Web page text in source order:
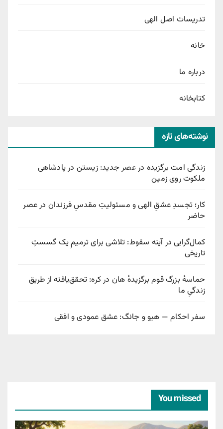
تدریسات اصل الهی
خانه
درباره ما
کتابخانه
نوشته‌های تازه
زندگی امت برگزیده در عصر جدید: زیستن در پادشاهی
ملکوت روی زمین
کار؛ تجسدِ عشقِ الهی و مسئولیتِ مقدسِ فرزندان در عصر
حاضر
کمال‌گرایی در آینه سقوط: تلاشی برای ترمیمِ یک گسستِ
تاریخی
حماسهٔ بزرگ قوم برگزیدهٔ هان در کره: تحقق‌یافته از طریق
زندگیِ ما
سفر احکام — هیو و جانگ: عشق عمودی و افقی
You missed